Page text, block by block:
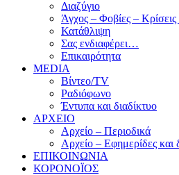
Διαζύγιο
Άγχος – Φοβίες – Κρίσεις
Κατάθλιψη
Σας ενδιαφέρει…
Επικαιρότητα
MEDIA
Βίντεο/TV
Ραδιόφωνο
Έντυπα και διαδίκτυο
ΑΡΧΕΙΟ
Αρχείο – Περιοδικά
Αρχείο – Εφημερίδες και
ΕΠΙΚΟΙΝΩΝΙΑ
ΚΟΡΟΝΟΪΟΣ